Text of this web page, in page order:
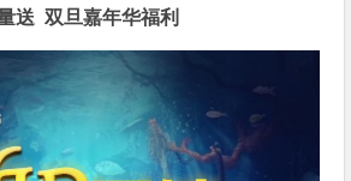
量送双旦嘉年华福利